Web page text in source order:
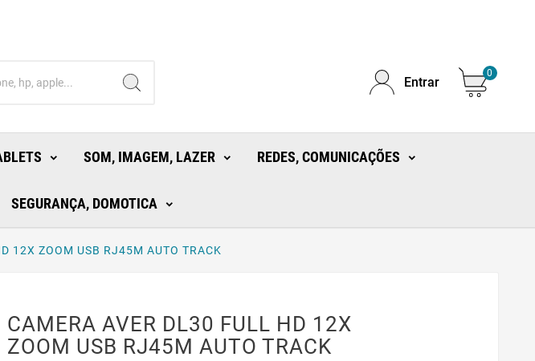
Entrar
0
SOM, IMAGEM, LAZER REDES, COMUNICAÇÕES
SEGURANÇA, DOMOTICA
12X ZOOM USB RJ45M AUTO TRACK
CAMERA AVER DL30 FULL HD 12X
ZOOM USB RJ45M AUTO TRACK